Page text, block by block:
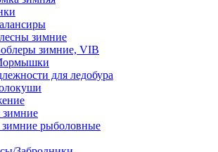
зимние
зимние, VIB
для ледобура
зимние
рыболовные